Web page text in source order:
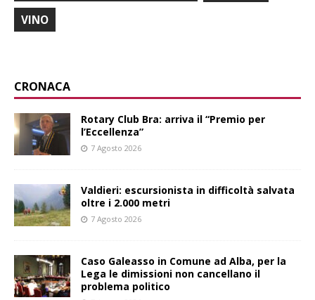
VINO
CRONACA
Rotary Club Bra: arriva il “Premio per
l’Eccellenza”
7 Agosto 2026
Valdieri: escursionista in difficoltà salvata
oltre i 2.000 metri
7 Agosto 2026
Caso Galeasso in Comune ad Alba, per la
Lega le dimissioni non cancellano il
problema politico